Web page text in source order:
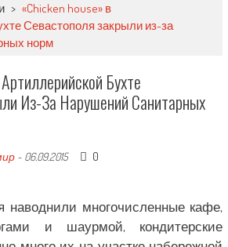
> «Chicken house» в
Севастополя закрыли из-за
норм
Бухте
Из-За Нарушений Санитарных
- 06.09.2015 0
наводнили многочисленные кафе,
и шаурмой, кондитерские